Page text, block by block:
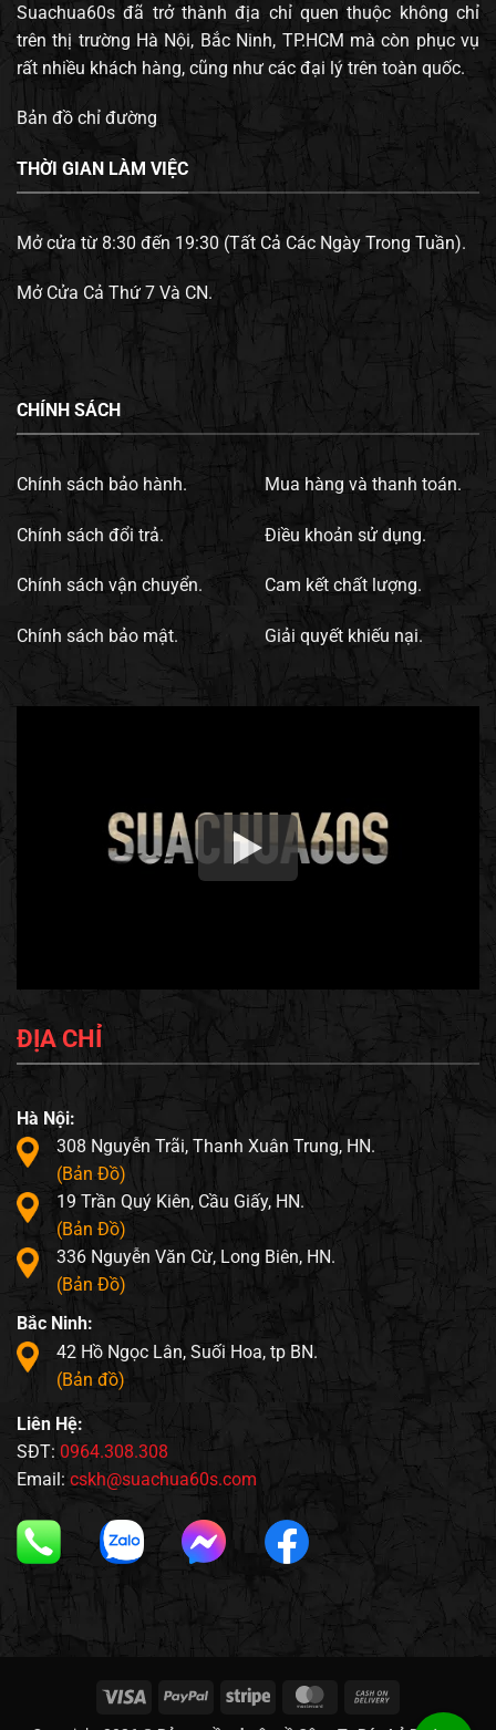
Suachua60s đã trở thành địa chỉ quen thuộc không chỉ
trên thị trường Hà Nội, Bắc Ninh, TP.HCM mà còn phục vụ
rất nhiều khách hàng, cũng như các đại lý trên toàn quốc.
Bản đồ chỉ đường
THỜI GIAN LÀM VIỆC
Mở cửa từ 8:30 đến 19:30 (Tất Cả Các Ngày Trong Tuần).
Mở Cửa Cả Thứ 7 Và CN.
CHÍNH SÁCH
Chính sách bảo hành.
Chính sách đổi trả.
Chính sách vận chuyển.
Chính sách bảo mật.
Mua hàng và thanh toán.
Điều khoản sử dụng.
Cam kết chất lượng.
Giải quyết khiếu nại.
ĐỊA CHỈ
Hà Nội:
308 Nguyễn Trãi, Thanh Xuân Trung, HN.
(Bản Đồ)
19 Trần Quý Kiên, Cầu Giấy, HN.
(Bản Đồ)
336 Nguyễn Văn Cừ, Long Biên, HN.
(Bản Đồ)
Bắc Ninh:
42 Hồ Ngọc Lân, Suối Hoa, tp BN.
(Bản đồ)
Liên Hệ:
SĐT: 0964.308.308
Email: cskh@suachua60s.com
Visa PayPal Stripe MasterCard